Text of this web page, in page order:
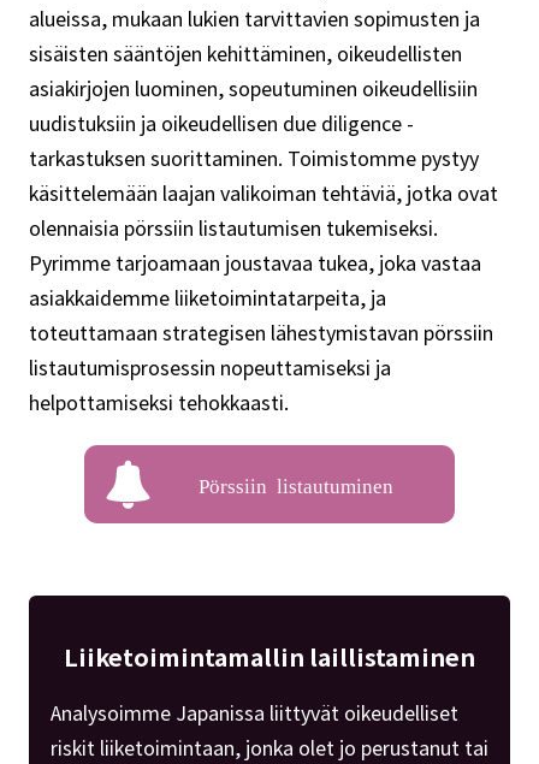
alueissa, mukaan lukien tarvittavien sopimusten ja
sisäisten sääntöjen kehittäminen, oikeudellisten
asiakirjojen luominen, sopeutuminen oikeudellisiin
uudistuksiin ja oikeudellisen due diligence -
tarkastuksen suorittaminen. Toimistomme pystyy
käsittelemään laajan valikoiman tehtäviä, jotka ovat
olennaisia pörssiin listautumisen tukemiseksi.
Pyrimme tarjoamaan joustavaa tukea, joka vastaa
asiakkaidemme liiketoimintatarpeita, ja
toteuttamaan strategisen lähestymistavan pörssiin
listautumisprosessin nopeuttamiseksi ja
helpottamiseksi tehokkaasti.
Pörssiin listautuminen
Liiketoimintamallin laillistaminen
Analysoimme Japanissa liittyvät oikeudelliset
riskit liiketoimintaan, jonka olet jo perustanut tai